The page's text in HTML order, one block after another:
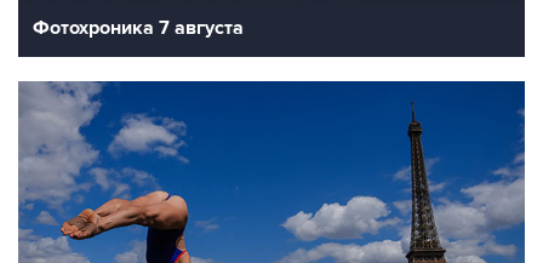
Фотохроника 7 августа